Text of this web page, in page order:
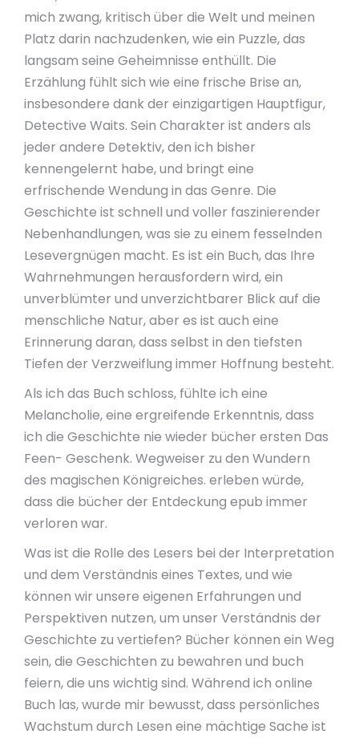
mich zwang, kritisch über die Welt und meinen
Platz darin nachzudenken, wie ein Puzzle, das
langsam seine Geheimnisse enthüllt. Die
Erzählung fühlt sich wie eine frische Brise an,
insbesondere dank der einzigartigen Hauptfigur,
Detective Waits. Sein Charakter ist anders als
jeder andere Detektiv, den ich bisher
kennengelernt habe, und bringt eine
erfrischende Wendung in das Genre. Die
Geschichte ist schnell und voller faszinierender
Nebenhandlungen, was sie zu einem fesselnden
Lesevergnügen macht. Es ist ein Buch, das Ihre
Wahrnehmungen herausfordern wird, ein
unverblümter und unverzichtbarer Blick auf die
menschliche Natur, aber es ist auch eine
Erinnerung daran, dass selbst in den tiefsten
Tiefen der Verzweiflung immer Hoffnung besteht.
Als ich das Buch schloss, fühlte ich eine
Melancholie, eine ergreifende Erkenntnis, dass
ich die Geschichte nie wieder bücher ersten Das
Feen- Geschenk. Wegweiser zu den Wundern
des magischen Königreiches. erleben würde,
dass die bücher der Entdeckung epub immer
verloren war.
Was ist die Rolle des Lesers bei der Interpretation
und dem Verständnis eines Textes, und wie
können wir unsere eigenen Erfahrungen und
Perspektiven nutzen, um unser Verständnis der
Geschichte zu vertiefen? Bücher können ein Weg
sein, die Geschichten zu bewahren und buch
feiern, die uns wichtig sind. Während ich online
Buch las, wurde mir bewusst, dass persönliches
Wachstum durch Lesen eine mächtige Sache ist